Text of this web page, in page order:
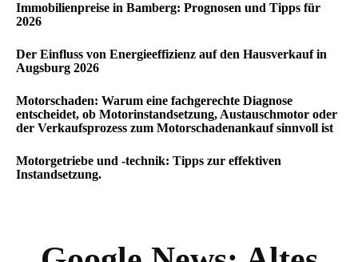
Immobilienpreise in Bamberg: Prognosen und Tipps für
2026
Der Einfluss von Energieeffizienz auf den Hausverkauf in
Augsburg 2026
Motorschaden: Warum eine fachgerechte Diagnose
entscheidet, ob Motorinstandsetzung, Austauschmotor oder
der Verkaufsprozess zum Motorschadenankauf sinnvoll ist
Motorgetriebe und -technik: Tipps zur effektiven
Instandsetzung.